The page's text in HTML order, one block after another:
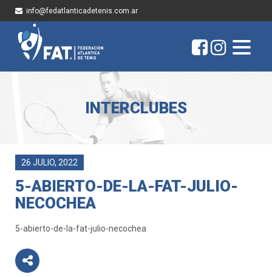
info@fedatlanticadetenis.com.ar
INTERCLUBES
26 JULIO, 2022
5-ABIERTO-DE-LA-FAT-JULIO-
NECOCHEA
5-abierto-de-la-fat-julio-necochea